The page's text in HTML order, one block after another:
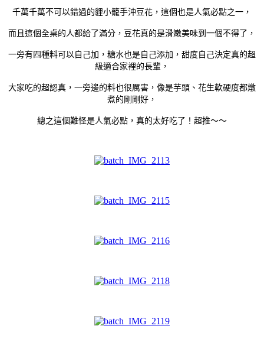
千萬千萬不可以錯過的貍小籠手沖豆花，這個也是人氣必點之一，
而且這個全桌的人都給了滿分，豆花真的是滑嫩美味到一個不得了 ，
一旁有四種料可以自己加，糖水也是自己添加，甜度自己決定真的超
級適合家裡的長輩，
大家吃的超認真，一旁邊的料也很厲害，像是芋頭、花生軟硬度都燉
煮的剛剛好，
總之這個難怪是人氣必點，真的太好吃了！超推～～